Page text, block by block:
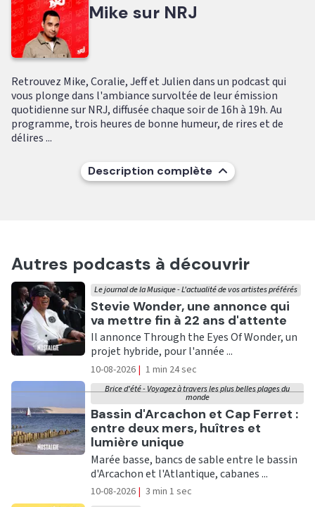
Mike sur NRJ
Retrouvez Mike, Coralie, Jeff et Julien dans un podcast qui
vous plonge dans l'ambiance survoltée de leur émission
quotidienne sur NRJ, diffusée chaque soir de 16h à 19h. Au
programme, trois heures de bonne humeur, de rires et de
délires ...
Description complète
Autres podcasts à découvrir
Ecouter
Stevie Wonder, une annonce qui
va mettre fin à 22 ans d'attente
Le journal de la Musique - L'actualité de vos artistes préférés
Il annonce Through the Eyes Of Wonder, un
projet hybride, pour l'année ...
10-08-2026 | 1 min 24 sec
Ecouter
Bassin d'Arcachon et Cap Ferret :
entre deux mers, huîtres et
lumière unique
Brice d'été - Voyagez à travers les plus belles plages du
monde
Marée basse, bancs de sable entre le bassin
d'Arcachon et l'Atlantique, cabanes ...
10-08-2026 | 3 min 1 sec